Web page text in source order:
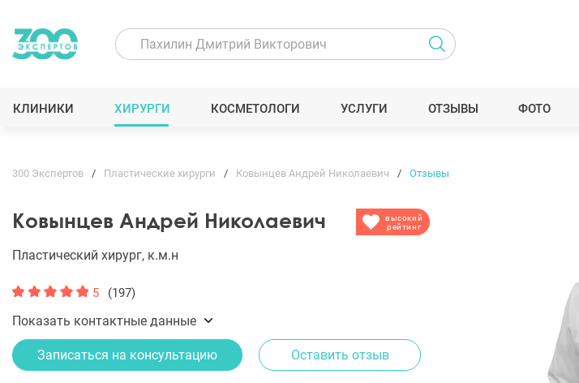
КЛИНИКИ ХИРУРГИ КОСМЕТОЛОГИ УСЛУГИ ОТЗЫВЫ ФОТО
300 Экспертов Пластические хирурги Ковынцев Андрей Николаевич Отзывы
Ковынцев Андрей Николаевич
высокий
рейтинг
Пластический хирург, к.м.н
5 (197)
Показать контактные данные
Записаться на консультацию Оставить отзыв